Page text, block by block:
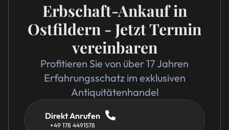
Erbschaft-Ankauf in
Ostfildern - Jetzt Termin
vereinbaren
Profitieren Sie von über 17 Jahren
Erfahrungsschatz im exklusiven
Antiquitätenhandel
Direkt Anrufen
+49 178 4491578